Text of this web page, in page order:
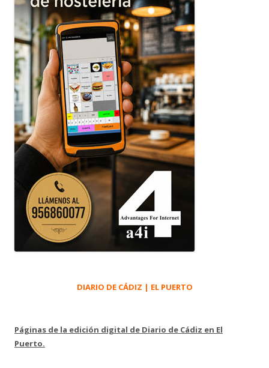
DIARIO DE CÁDIZ | EL PUERTO
Páginas de la edición digital de Diario de Cádiz en El
Puerto.